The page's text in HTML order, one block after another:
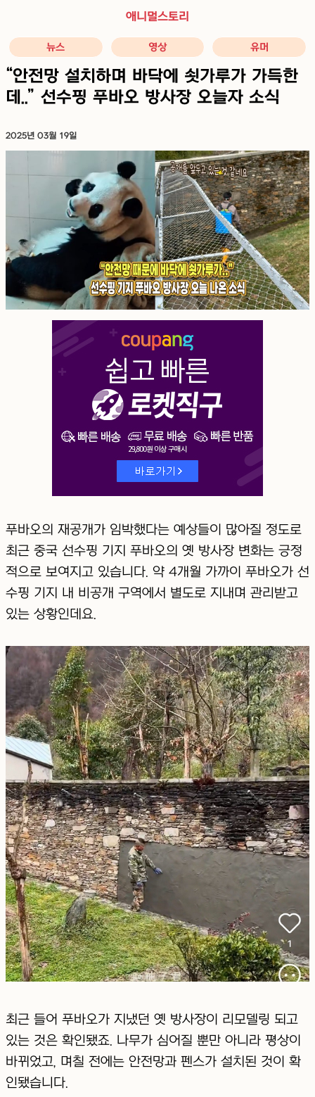
애니멀스토리
뉴스 영상 유머
“안전망 설치하며 바닥에 쇳가루가 가득한
데..” 선수핑 푸바오 방사장 오늘자 소식
2025년 03월 19일
푸바오의 재공개가 임박했다는 예상들이 많아질 정도로
최근 중국 선수핑 기지 푸바오의 옛 방사장 변화는 긍정
적으로 보여지고 있습니다. 약 4개월 가까이 푸바오가 선
수핑 기지 내 비공개 구역에서 별도로 지내며 관리받고
있는 상황인데요.
최근 들어 푸바오가 지냈던 옛 방사장이 리모델링 되고
있는 것은 확인됐죠. 나무가 심어질 뿐만 아니라 평상이
바뀌었고, 며칠 전에는 안전망과 펜스가 설치된 것이 확
인됐습니다.